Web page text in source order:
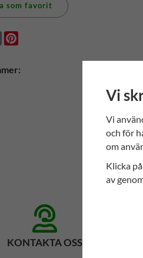
som favorit
Email
KONTAKTA OSS
Vi
Vi
och för
om
Klicka
av